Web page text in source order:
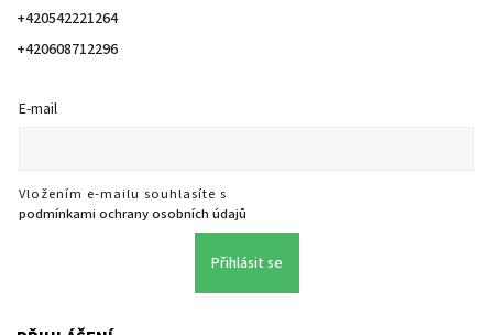
+420542221264
+420608712296
E-mail
Vložením e-mailu souhlasíte s
podmínkami ochrany osobních údajů
Přihlásit se